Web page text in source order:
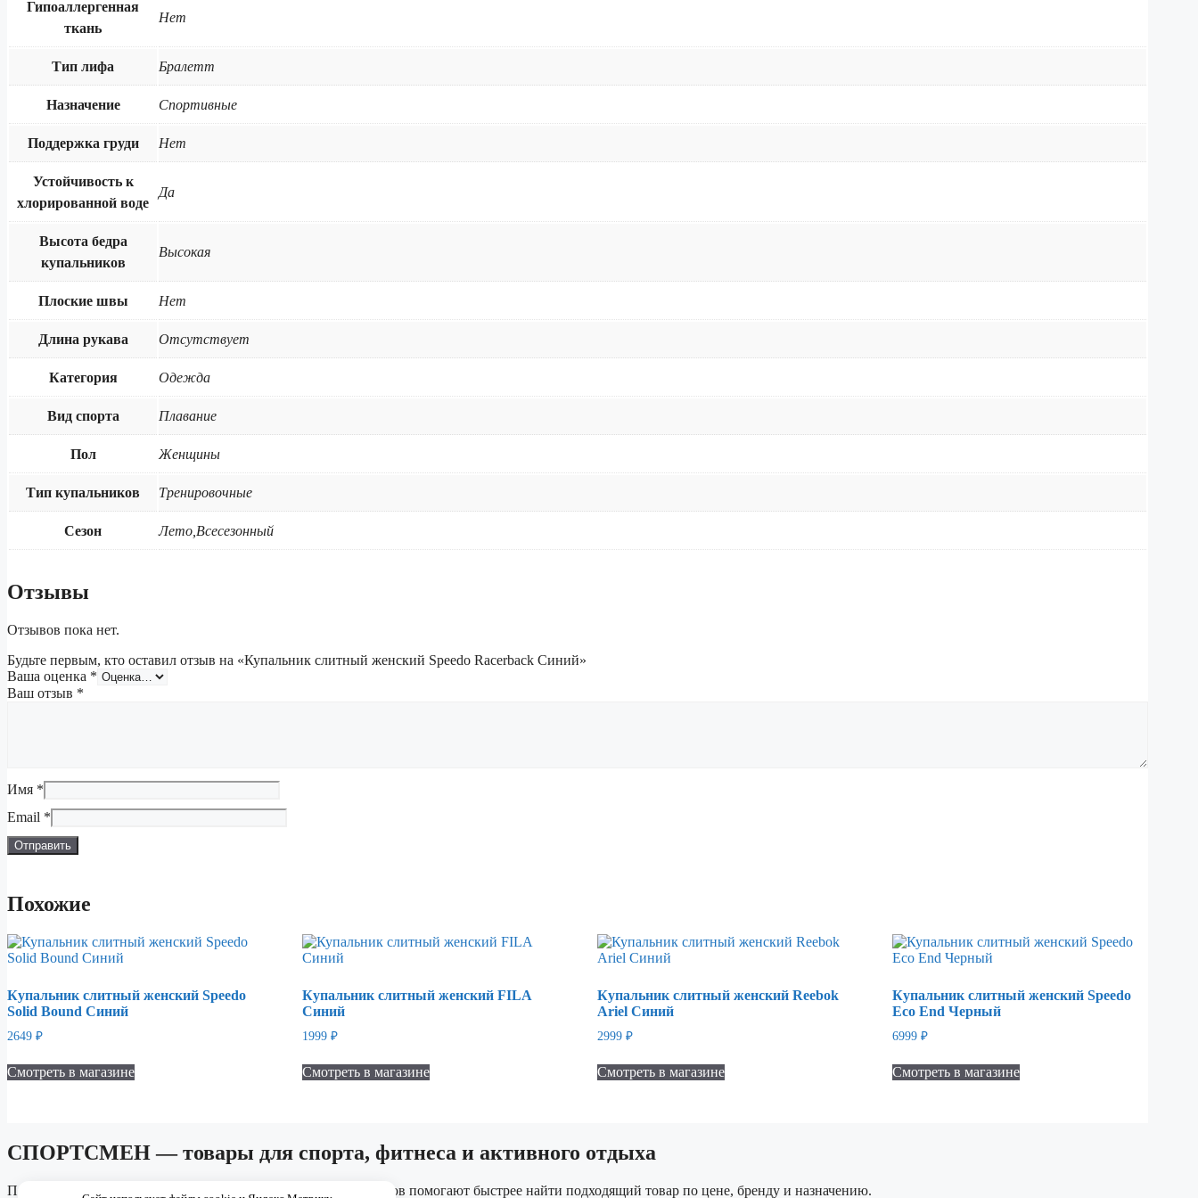
Гипоаллергенная
ткань
Нет
Тип лифа​ Бралетт
Назначение Спортивные
Поддержка груди Нет
Устойчивость к
хлорированной воде
Да
Высота бедра
купальников
Высокая
Плоские швы Нет
Длина рукава Отсутствует
Категория Одежда
Вид спорта Плавание
Пол Женщины
Тип купальников Тренировочные
Сезон Лето,Всесезонный
Отзывы
Отзывов пока нет.
Будьте первым, кто оставил отзыв на «Купальник слитный женский Speedo Racerback Синий»
Ваша оценка *
Ваш отзыв *
Имя *
Email *
Похожие
Купальник слитный женский Speedo
Solid Bound Синий
2649 ₽
Смотреть в магазине
Купальник слитный женский FILA
Синий
1999 ₽
Смотреть в магазине
Купальник слитный женский Reebok
Ariel Синий
2999 ₽
Смотреть в магазине
Купальник слитный женский Speedo
Eco End Черный
6999 ₽
Смотреть в магазине
СПОРТСМЕН — товары для спорта, фитнеса и активного отдыха
Подборки спортивной обуви, одежды, тренажёров и аксессуаров помогают быстрее найти подходящий товар по цене, бренду и назначению.